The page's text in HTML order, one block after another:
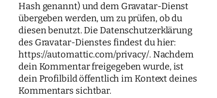
Hash genannt) und dem Gravatar-Dienst
übergeben werden, um zu prüfen, ob du
diesen benutzt. Die Datenschutzerklärung
des Gravatar-Dienstes findest du hier:
https://automattic.com/privacy/. Nachdem
dein Kommentar freigegeben wurde, ist
dein Profilbild öffentlich im Kontext deines
Kommentars sichtbar.